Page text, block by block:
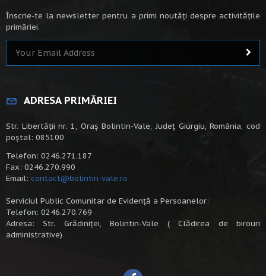
Înscrie-te la newsletter pentru a primi noutăți despre activitățile
primăriei.
ADRESA PRIMĂRIEI
Str. Libertății nr. 1, Oraș Bolintin-Vale, Județ Giurgiu, România, cod
poștal: 085100
Telefon: 0246.271.187
Fax: 0246.270.990
Email: contact@bolintin-vale.ro
Serviciul Public Comunitar de Evidență a Persoanelor:
Telefon: 0246.270.769
Adresa: Str. Grădiniței, Bolintin-Vale ( Clădirea de birouri
administrative)